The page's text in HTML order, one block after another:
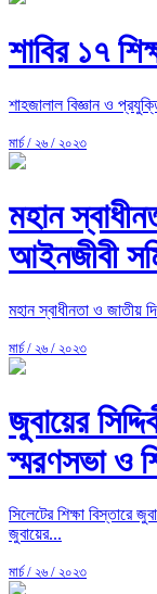
শাবির ১৭
শাহজালাল বিজ্ঞান ও
মার্চ / ২৬ / ২০২৩
মহান
আইনজীবী
মহান স্বাধীনতা ও জাতীয়
মার্চ / ২৬ / ২০২৩
জুবায়ের
স্মরণসভা ও
সিলেটের শিক্ষা বিস্তারে
জুবায়ের...
মার্চ / ২৬ / ২০২৩